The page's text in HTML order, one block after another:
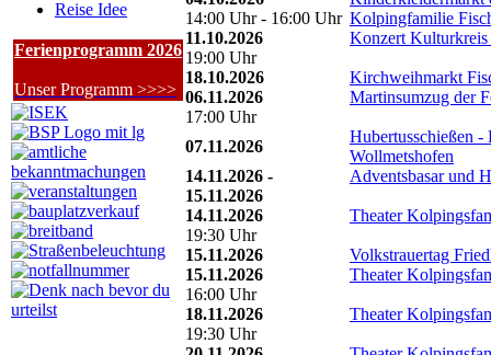
Reise Idee
Ferienprogramm 2026
Unser Programm >>>>
14:00 Uhr - 16:00 Uhr Kolpingfamilie
11.10.2026
19:00 Uhr
Konzert
18.10.2026
Kirchweihmarkt
06.11.2026
17:00 Uhr
Martinsumzug der
07.11.2026
Hubertusschießen -
Wollmetshofen
14.11.2026 -
15.11.2026
Adventsbasar und
14.11.2026
19:30 Uhr
Theater
15.11.2026
Volkstrauertag
15.11.2026
16:00 Uhr
Theater
18.11.2026
19:30 Uhr
Theater